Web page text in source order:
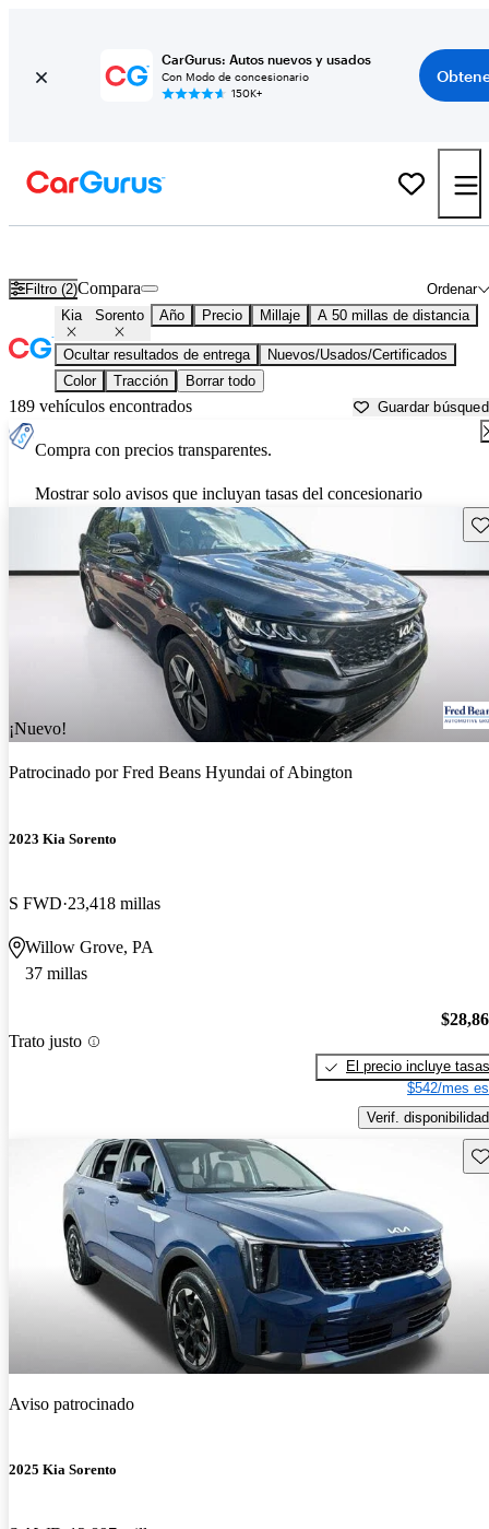
CarGurus: Autos nuevos y usados
Con Modo de concesionario
150K+
Filtro (2) Ordenar
Compara
Kia Sorento Año Precio Millaje A 50 millas de distancia
Ocultar resultados de entrega
Nuevos/Usados/Certificados
Color
Tracción Borrar todo
189 vehículos encontrados Guardar
Compra con precios transparentes.
Mostrar solo avisos que incluyan tasas del concesionario
¡Nuevo!
Patrocinado porFred Beans Hyundai of Abington
2023 Kia Sorento
S FWD 23,418 millas
Willow Grove, PA
37 millas
Trato justo
El precio incluye tasas
$542/mes
Verif. disponibilidad
Aviso patrocinado
2025 Kia Sorento